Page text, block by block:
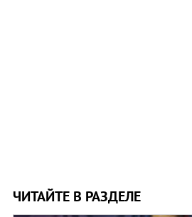
ЧИТАЙТЕ В РАЗДЕЛЕ